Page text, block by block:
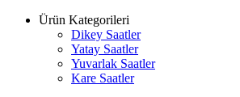
Ürün Kategorileri
Dikey Saatler
Yatay Saatler
Yuvarlak Saatler
Kare Saatler